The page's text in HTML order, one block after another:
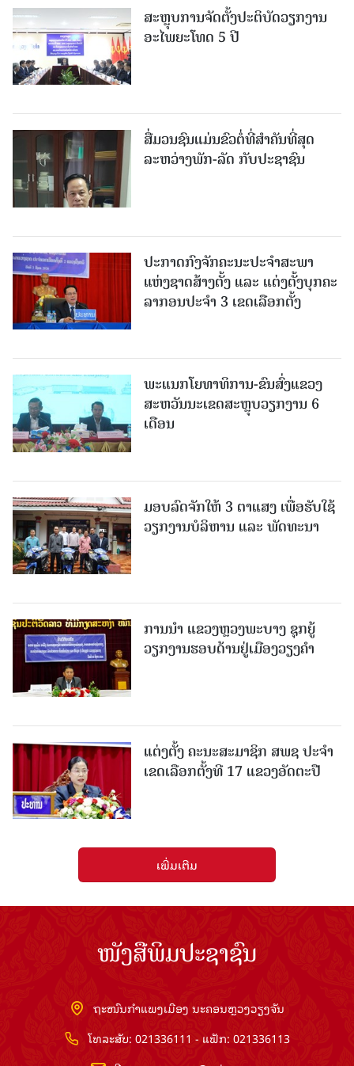
ສະຫຼຸບການຈັດຕັ້ງປະຕິບັດວຽກງານ
ອະໄພຍະໂທດ 5 ປີ
ສື່ມວນຊົນແມ່ນຂົວຕໍ່ທີ່ສໍາຄັນທີ່ສຸດ
ລະຫວ່າງພັກ-ລັດ ກັບປະຊາຊົນ
ປະກາດກົງຈັກຄະນະປະຈໍາສະພາ
ແຫ່ງຊາດສ້າງຕັ້ງ ແລະ ແຕ່ງຕັ້ງບຸກຄະ
ລາກອນປະຈໍາ 3 ເຂດເລືອກຕັ້ງ
ພະແນກໂຍທາທິການ-ຂົນສົ່ງແຂວງ
ສະຫວັນນະເຂດສະຫຼຸບວຽກງານ 6
ເດືອນ
ມອບລົດຈັກໃຫ້ 3 ຕາແສງ ເພື່ອຮັບໃຊ້
ວຽກງານບໍລິຫານ ແລະ ພັດທະນາ
ການນຳ ແຂວງຫຼວງພະບາງ ຊຸກຍູ້
ວຽກງານຮອບດ້ານຢູ່ເມືອງວຽງຄໍາ
ແຕ່ງຕັ້ງ ຄະນະສະມາຊິກ ສພຊ ປະຈຳ
ເຂດເລືອກຕັ້ງທີ 17 ແຂວງອັດຕະປື
ເພີ່ມເຕີມ
ໜັງສືພິມປະຊາຊົນ
ຖະໜົນກຳແພງເມືອງ ນະຄອນຫຼວງວຽງຈັນ
ໂທລະສັບ: 021336111 - ແຟັກ: 021336113